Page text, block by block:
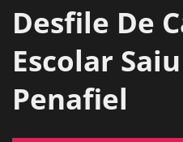
Desfile De
Escolar
Penafiel